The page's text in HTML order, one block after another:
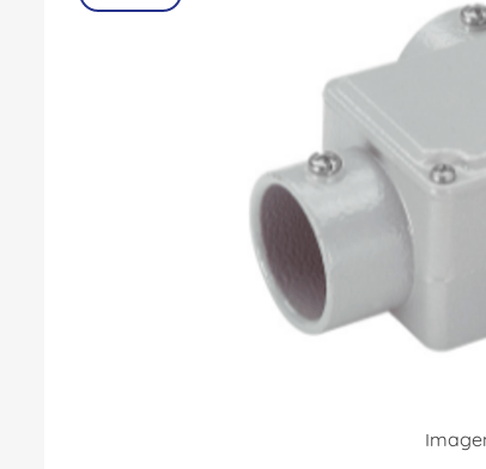
fita
9º